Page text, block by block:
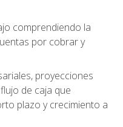
comprendiendo la
por cobrar y
proyecciones
de caja que
plazo y crecimiento a